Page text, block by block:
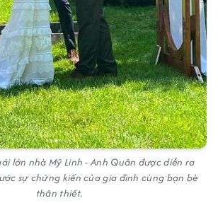
lớn nhà Mỹ Linh - Anh Quân được diễn ra
sự chứng kiến của gia đình cùng bạn bè
thân thiết.